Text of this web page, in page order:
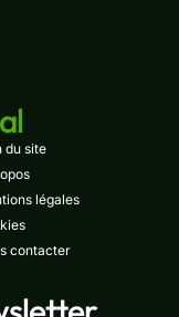
du site
légales
contacter